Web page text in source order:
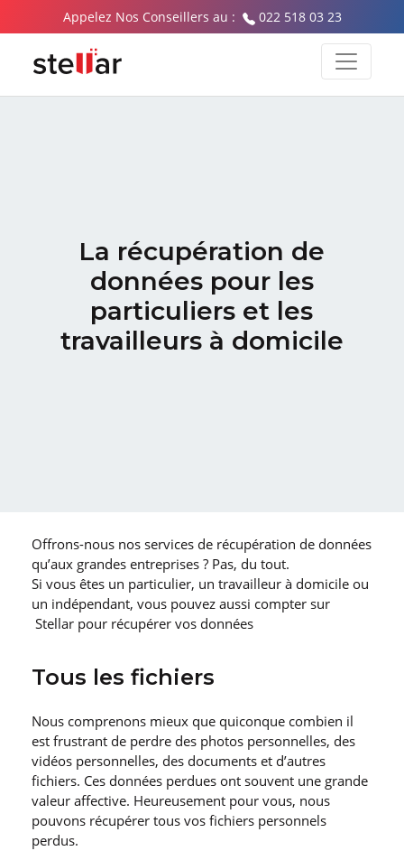
Appelez Nos Conseillers au : 022 518 03 23
La récupération de
données pour les
particuliers et les
travailleurs à domicile
Offrons-nous nos services de récupération de données
qu’aux grandes entreprises ? Pas, du tout.
Si vous êtes un particulier, un travailleur à domicile ou
un indépendant, vous pouvez aussi compter sur
Stellar pour récupérer vos données
Tous les fichiers
Nous comprenons mieux que quiconque combien il
est frustrant de perdre des photos personnelles, des
vidéos personnelles, des documents et d’autres
fichiers. Ces données perdues ont souvent une grande
valeur affective. Heureusement pour vous, nous
pouvons récupérer tous vos fichiers personnels
perdus.